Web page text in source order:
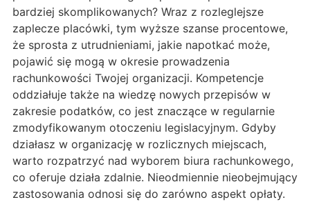
bardziej skomplikowanych? Wraz z rozleglejsze
zaplecze placówki, tym wyższe szanse procentowe,
że sprosta z utrudnieniami, jakie napotkać może,
pojawić się mogą w okresie prowadzenia
rachunkowości Twojej organizacji. Kompetencje
oddziałuje także na wiedzę nowych przepisów w
zakresie podatków, co jest znaczące w regularnie
zmodyfikowanym otoczeniu legislacyjnym. Gdyby
działasz w organizację w rozlicznych miejscach,
warto rozpatrzyć nad wyborem biura rachunkowego,
co oferuje działa zdalnie. Nieodmiennie nieobejmujący
zastosowania odnosi się do zarówno aspekt opłaty.